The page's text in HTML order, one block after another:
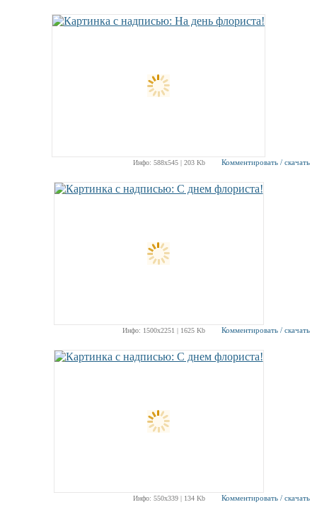
Инфо: 588х545 | 203 Kb Комментировать / скачать
Инфо: 1500х2251 | 1625 Kb Комментировать / скачать
Инфо: 550х339 | 134 Kb Комментировать / скачать